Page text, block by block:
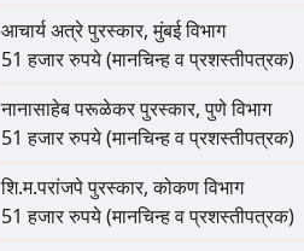
आचार्य अत्रे पुरस्कार, मुंबई विभाग
51 हजार रुपये (मानचिन्ह व प्रशस्तीपत्रक)
नानासाहेब परूळेकर पुरस्कार, पुणे विभाग
51 हजार रुपये (मानचिन्ह व प्रशस्तीपत्रक)
शि.म.परांजपे पुरस्कार, कोकण विभाग
51 हजार रुपये (मानचिन्ह व प्रशस्तीपत्रक)